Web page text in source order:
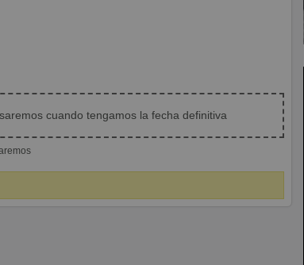
cuando tengamos la fecha definitiva